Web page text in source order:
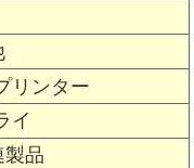
リンター
イ
製品